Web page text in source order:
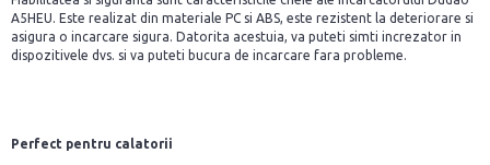
A5HEU. Este realizat din materiale PC si ABS, este rezistent la deteriorare si
asigura o incarcare sigura. Datorita acestuia, va puteti simti increzator in
dispozitivele dvs. si va puteti bucura de incarcare fara probleme.
Perfect pentru calatorii